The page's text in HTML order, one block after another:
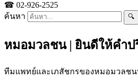
☎ 02-926-2525
ค้นหา
🔍
หมอมวลชน | ยินดีให้คำ
ทีมแพทย์และเภสัชกรของหมอมวลช